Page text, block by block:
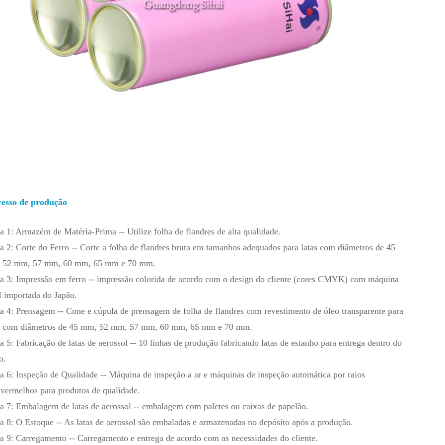
de produção
1: Armazém de Matéria-Prima -- Utilize folha de flandres de alta qualidade.
2: Corte do Ferro -- Corte a folha de flandres bruta em tamanhos adequados para latas com diâmetros de 45
52 mm, 57 mm, 60 mm, 65 mm e 70 mm.
3: Impressão em ferro -- impressão colorida de acordo com o design do cliente (cores CMYK) com máquina
importada do Japão.
4: Prensagem -- Cone e cúpula de prensagem de folha de flandres com revestimento de óleo transparente para
com diâmetros de 45 mm, 52 mm, 57 mm, 60 mm, 65 mm e 70 mm.
5: Fabricação de latas de aerossol -- 10 linhas de produção fabricando latas de estanho para entrega dentro do
6: Inspeção de Qualidade -- Máquina de inspeção a ar e máquinas de inspeção automática por raios
para produtos de qualidade.
7: Embalagem de latas de aerossol -- embalagem com paletes ou caixas de papelão.
8: O Estoque -- As latas de aerossol são embaladas e armazenadas no depósito após a produção.
9: Carregamento -- Carregamento e entrega de acordo com as necessidades do cliente.